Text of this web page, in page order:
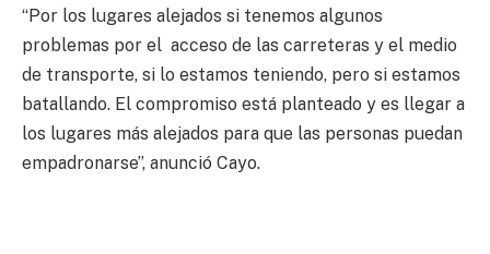
“Por los lugares alejados si tenemos algunos
problemas por el acceso de las carreteras y el medio
de transporte, si lo estamos teniendo, pero si estamos
batallando. El compromiso está planteado y es llegar a
los lugares más alejados para que las personas puedan
empadronarse”, anunció Cayo.